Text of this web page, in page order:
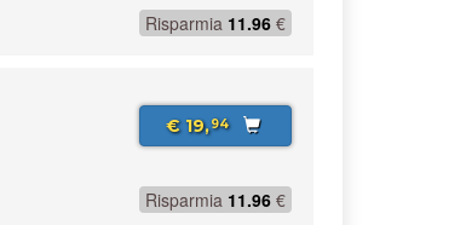
Risparmia 11.96 €
€ 19,94
Risparmia 11.96 €